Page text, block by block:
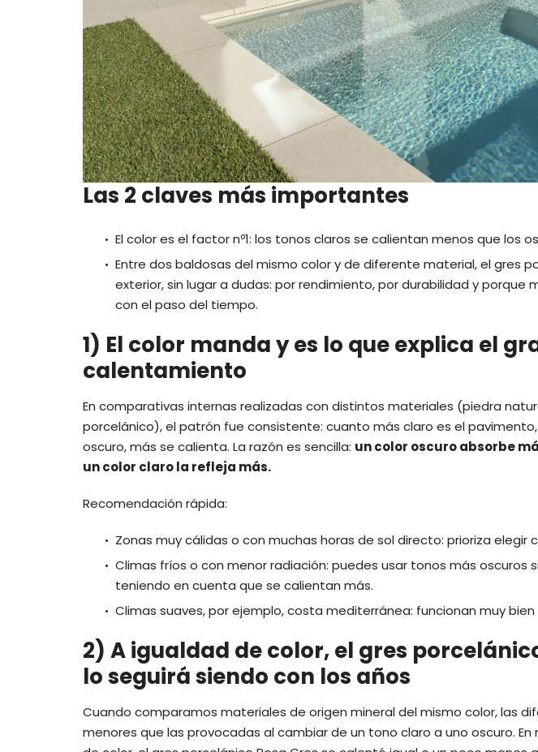
Las 2 claves más importantes
El color es el factor nº1: los tonos claros se calientan menos que los
Entre dos baldosas del mismo color y de diferente material, el gres
exterior, sin lugar a dudas: por rendimiento, por durabilidad y
con el paso del tiempo.
1) El color manday es lo que explica el
calentamiento
En comparativas internas realizadas con distintos materiales (piedra
porcelánico), el patrón fue consistente: cuanto más claro es el
oscuro, más se calienta. La razón es sencilla: un color oscuro absorbe
un color claro la refleja más.
Recomendación rápida:
Zonas muy cálidas o con muchas horas de sol directo: prioriza elegir
Climas fríos o con menor radiación: puedes usar tonos más
teniendo en cuenta que se calientan más.
Climas suaves, por ejemplo, costa mediterránea: funcionan muy bien
2) A igualdad de color, el gres
lo seguirá siendo con los años
Cuando comparamos materiales de origen mineral del mismo color, las
menores que las provocadas al cambiar de un tono claro a uno oscuro.